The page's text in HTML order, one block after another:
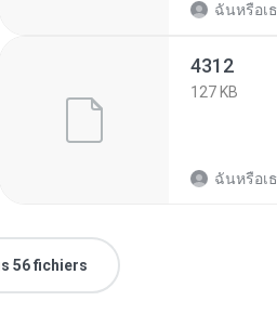
ฉันหรือเ
4312
127 KB
ฉันหรือเ
56 fichiers